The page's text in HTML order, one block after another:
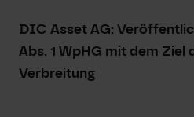
DIC Asset AG:
Abs. 1 WpHG mit dem Ziel
Verbreitung